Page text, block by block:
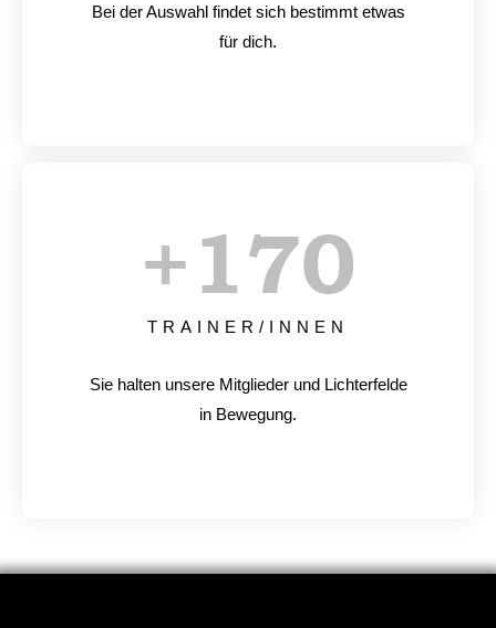
Bei der Auswahl findet sich bestimmt etwas
für dich.
TRAINER/INNEN
+170
Sie halten unsere Mitglieder und Lichterfelde
in Bewegung.